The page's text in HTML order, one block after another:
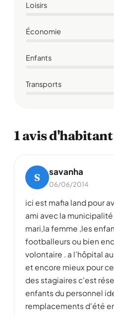
Loisirs
Économie
Enfants
Transports
1 avis
S savanha
06/06/2014
ici est mafia land pour
ami avec la
mari,la femme ,les
footballeurs ou bien
volontaire . a l’hôpital
et encore mieux pour
des stagiaires c'est
enfants du personnel
remplacements d'été